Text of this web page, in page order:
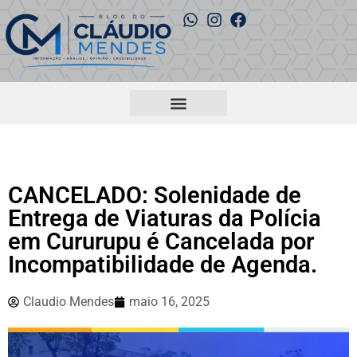
CANCELADO: Solenidade de
Entrega de Viaturas da Polícia
em Cururupu é Cancelada por
Incompatibilidade de Agenda.
Claudio Mendes maio 16, 2025